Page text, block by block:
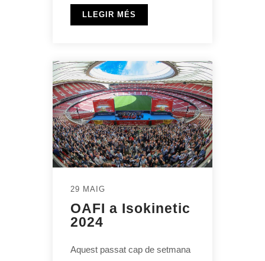
LLEGIR MÉS
29 MAIG
OAFI a Isokinetic
2024
Aquest passat cap de setmana